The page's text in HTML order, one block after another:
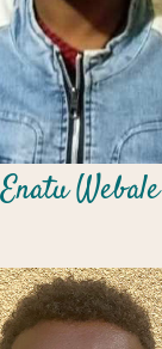
Enatu Webale